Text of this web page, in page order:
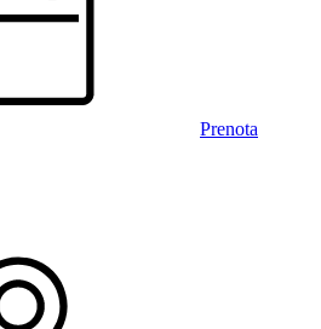
Prenota